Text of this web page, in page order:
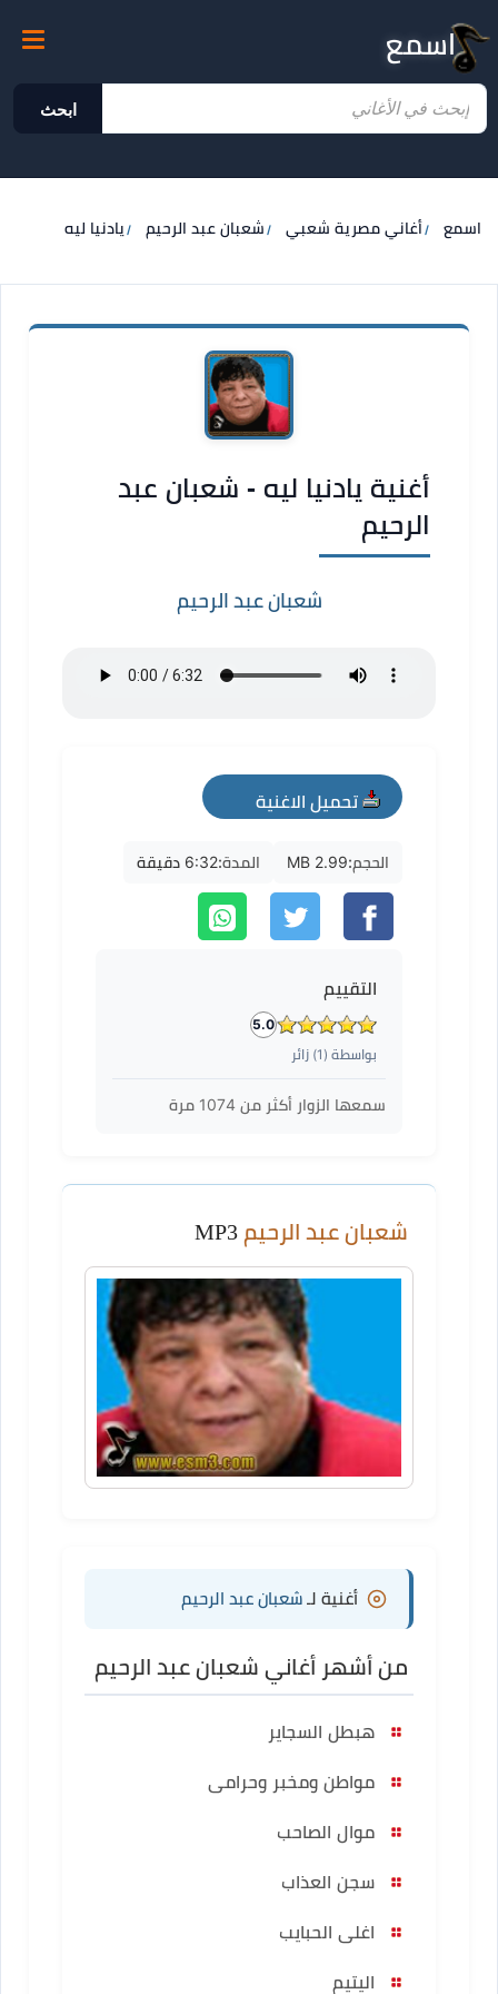
اسمع
ابحث
اسمع أغاني مصرية شعبي شعبان عبد الرحيم يادنيا ليه
أغنية يادنيا ليه - شعبان عبد
الرحيم
شعبان عبد الرحيم
تحميل الاغنية
mp3
الحجم:2.99 MB المدة:6:32 دقيقة
التقييم
5.0
بواسطة ( 1) زائر
سمعها الزوار أكثر من 1074 مرة
شعبان عبد الرحيم
أغنية لـ شعبان عبد الرحيم
من أشهر أغاني شعبان عبد الرحيم
هبطل السجاير
مواطن ومخبر وحرامى
موال الصاحب
سجن العذاب
اغلى الحبايب
اليتيم